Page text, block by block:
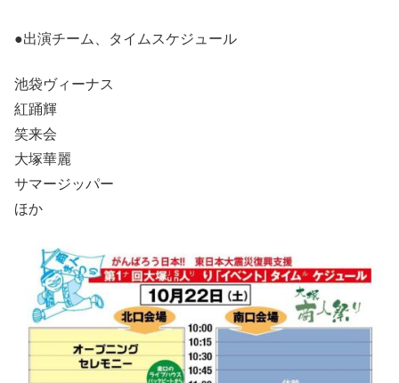
●出演チーム、タイムスケジュール
池袋ヴィーナス
紅踊輝
笑来会
大塚華麗
サマージッパー
ほか